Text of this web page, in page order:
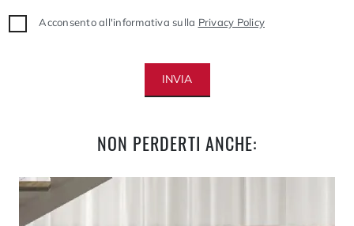
Acconsento all'informativa sulla Privacy Policy
INVIA
NON PERDERTI ANCHE: